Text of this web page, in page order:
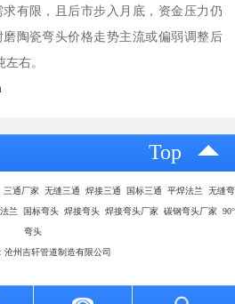
有限，且后市步入月底，资金压力仍
陶瓷弯头价格走势主流或偏弱调整后
右。
Top
通厂家 无缝三通 焊接三通 国标三通 平焊法兰 无缝弯
兰 国标弯头 焊接弯头 焊接弯头厂家 碳钢弯头厂家 90°
弯头
沧州吉轩管道制造有限公司